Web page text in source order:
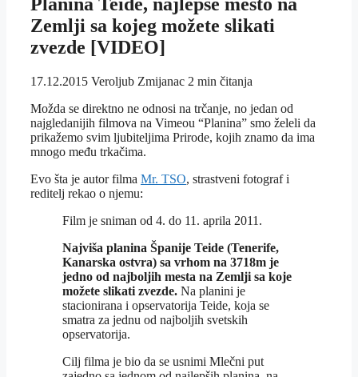
Zemlji sa kojeg možete slikati
zvezde [VIDEO]
17.12.2015 Veroljub Zmijanac 2 min čitanja
Možda se direktno ne odnosi na trčanje, no jedan od
najgledanijih filmova na Vimeou “Planina” smo želeli da
prikažemo svim ljubiteljima Prirode, kojih znamo da ima
mnogo među trkačima.
Evo šta je autor filma Mr. TSO, strastveni fotograf i
reditelj rekao o njemu:
Film je sniman od 4. do 11. aprila 2011.
Najviša planina Španije Teide (Tenerife,
Kanarska ostvra) sa vrhom na 3718m je
jedno od najboljih mesta na Zemlji sa koje
možete slikati zvezde. Na planini je
stacionirana i opservatorija Teide, koja se
smatra za jednu od najboljih svetskih
opservatorija.
Cilj filma je bio da se usnimi Mlečni put